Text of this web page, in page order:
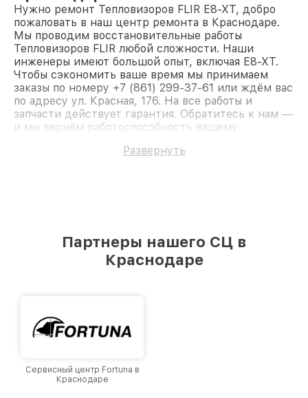
Нужно ремонт Тепловизоров FLIR E8-XT, добро
пожаловать в наш центр ремонта в Краснодаре.
Мы проводим восстановительные работы
Тепловизоров FLIR любой сложности. Наши
инженеры имеют большой опыт, включая E8-XT.
Чтобы сэкономить ваше время мы принимаем
заказы по номеру +7 (861) 299-37-61 или ждём вас
по адресу ул. Красная, 176. На все работы и
запчасти действует гарантия. Обратитесь к нам —
и мы вернём работоспособность вашему
Развернуть
Партнеры нашего СЦ в
Краснодаре
Сервисный центр Fortuna в
Краснодаре